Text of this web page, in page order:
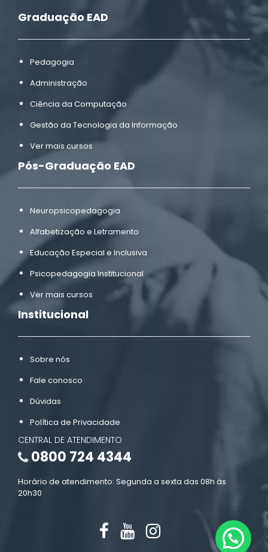
Graduação EAD
Pedagogia
Administração
Ciência da Computação
Gestão da Tecnologia da Informação
Ver mais cursos
Pós-Graduação EAD
Neuropsicopedagogia
Alfabetização e Letramento
Educação Especial e Inclusiva
Psicopedagogia Institucional
Ver mais cursos
Institucional
Sobre nós
Fale conosco
Dúvidas
Política de Privacidade
CENTRAL DE ATENDIMENTO
0800 724 4344
Horário de atendimento: Segunda a sexta das 08h às
20h30
Estamos online!